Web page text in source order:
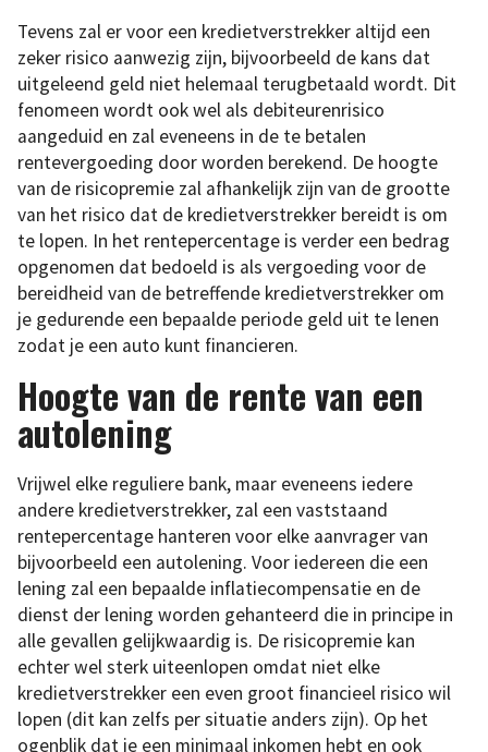
Tevens zal er voor een kredietverstrekker altijd een
zeker risico aanwezig zijn, bijvoorbeeld de kans dat
uitgeleend geld niet helemaal terugbetaald wordt. Dit
fenomeen wordt ook wel als debiteurenrisico
aangeduid en zal eveneens in de te betalen
rentevergoeding door worden berekend. De hoogte
van de risicopremie zal afhankelijk zijn van de grootte
van het risico dat de kredietverstrekker bereidt is om
te lopen. In het rentepercentage is verder een bedrag
opgenomen dat bedoeld is als vergoeding voor de
bereidheid van de betreffende kredietverstrekker om
je gedurende een bepaalde periode geld uit te lenen
zodat je een auto kunt financieren.
Hoogte van de rente van een
autolening
Vrijwel elke reguliere bank, maar eveneens iedere
andere kredietverstrekker, zal een vaststaand
rentepercentage hanteren voor elke aanvrager van
bijvoorbeeld een autolening. Voor iedereen die een
lening zal een bepaalde inflatiecompensatie en de
dienst der lening worden gehanteerd die in principe in
alle gevallen gelijkwaardig is. De risicopremie kan
echter wel sterk uiteenlopen omdat niet elke
kredietverstrekker een even groot financieel risico wil
lopen (dit kan zelfs per situatie anders zijn). Op het
ogenblik dat je een minimaal inkomen hebt en ook